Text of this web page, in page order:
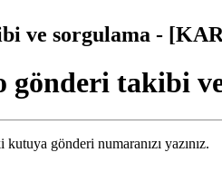
ve sorgulama -
takibi
gönderi numaranızı yazınız.